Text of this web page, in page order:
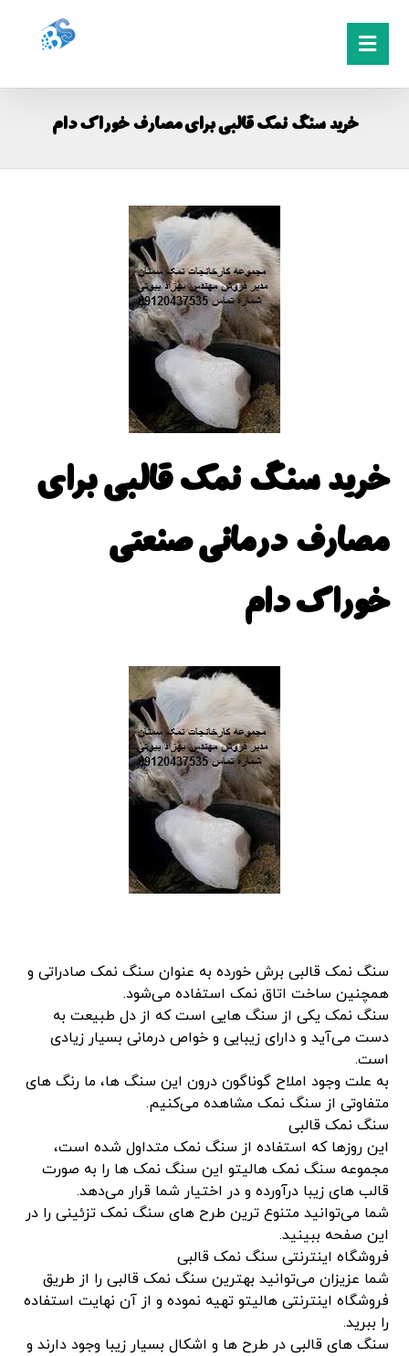
خرید سنگ نمک قالبی برای مصارف خوراک دام
خرید سنگ نمک قالبی برای
مصارف درمانی صنعتی
خوراک دام
سنگ نمک قالبی برش خورده به عنوان سنگ نمک صادراتی و
همچنین ساخت اتاق نمک استفاده می‌شود.
سنگ نمک یکی از سنگ هایی است که از دل طبیعت به
دست می‌آید و دارای زیبایی و خواص درمانی بسیار زیادی
است.
به علت وجود املاح گوناگون درون این سنگ ها، ما رنگ های
متفاوتی از سنگ نمک مشاهده می‌کنیم.
سنگ نمک قالبی
این روزها که استفاده از سنگ نمک متداول شده است،
مجموعه سنگ نمک هالیتو این سنگ نمک ها را به صورت
قالب های زیبا درآورده و در اختیار شما قرار می‌دهد.
شما می‌توانید متنوع ترین طرح های سنگ نمک تزئینی را در
این صفحه ببینید.
فروشگاه اینترنتی سنگ نمک قالبی
شما عزیزان می‌توانید بهترین سنگ نمک قالبی را از طریق
فروشگاه اینترنتی هالیتو تهیه نموده و از آن نهایت استفاده
را ببرید.
سنگ های قالبی در طرح ها و اشکال بسیار زیبا وجود دارند و